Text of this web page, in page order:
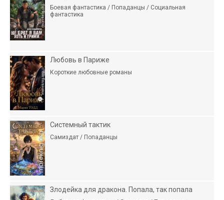
Боевая фантастика / Попаданцы / Социальная
фантастика
Любовь в Париже
Короткие любовные романы
Системный тактик
Самиздат / Попаданцы
Злодейка для дракона. Попала, так попала